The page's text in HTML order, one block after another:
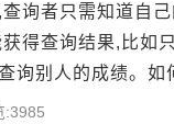
询者只需知道自
得查询结果,比如
询别人的成绩。如
:3985